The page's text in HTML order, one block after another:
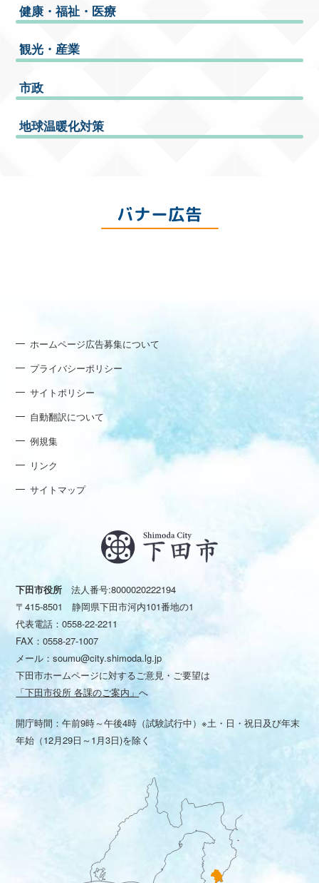
健康・福祉・医療
観光・産業
市政
地球温暖化対策
バナー広告
ホームページ広告募集について
プライバシーポリシー
サイトポリシー
自動翻訳について
例規集
リンク
サイトマップ
下田市役所 法人番号:8000020222194
〒415-8501 静岡県下田市河内101番地の1
代表電話：0558-22-2211
FAX：0558-27-1007
メール：soumu@city.shimoda.lg.jp
下田市ホームページに対するご意見・ご要望は
「下田市役所 各課のご案内」へ
開庁時間：午前9時～午後4時（試験試行中）※土・日・祝日及び年末
年始（12月29日～1月3日)を除く